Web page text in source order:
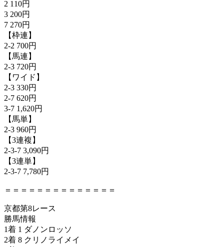
2 110円
3 200円
7 270円
【枠連】
2-2 700円
【馬連】
2-3 720円
【ワイド】
2-3 330円
2-7 620円
3-7 1,620円
【馬単】
2-3 960円
【3連複】
2-3-7 3,090円
【3連単】
2-3-7 7,780円
＝＝＝＝＝＝＝＝＝＝＝＝＝＝
京都第8レース
勝馬情報
1着 1 ダノンロッソ
2着 8 クリノライメイ